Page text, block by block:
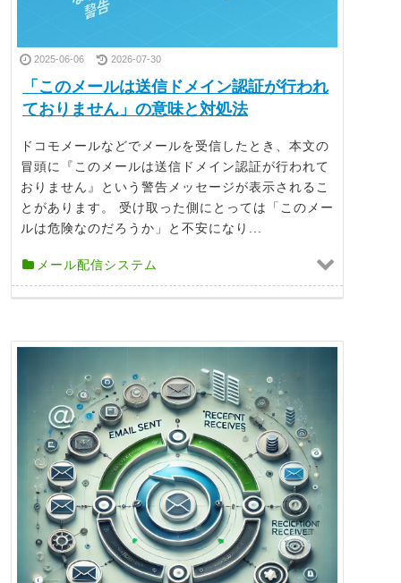
2025-06-06 2026-07-30
「このメールは送信ドメイン認証が行われ
ておりません」の意味と対処法
ドコモメールなどでメールを受信したとき、本文の
冒頭に『このメールは送信ドメイン認証が行われて
おりません』という警告メッセージが表示されるこ
とがあります。 受け取った側にとっては「このメー
ルは危険なのだろうか」と不安になり...
メール配信システム